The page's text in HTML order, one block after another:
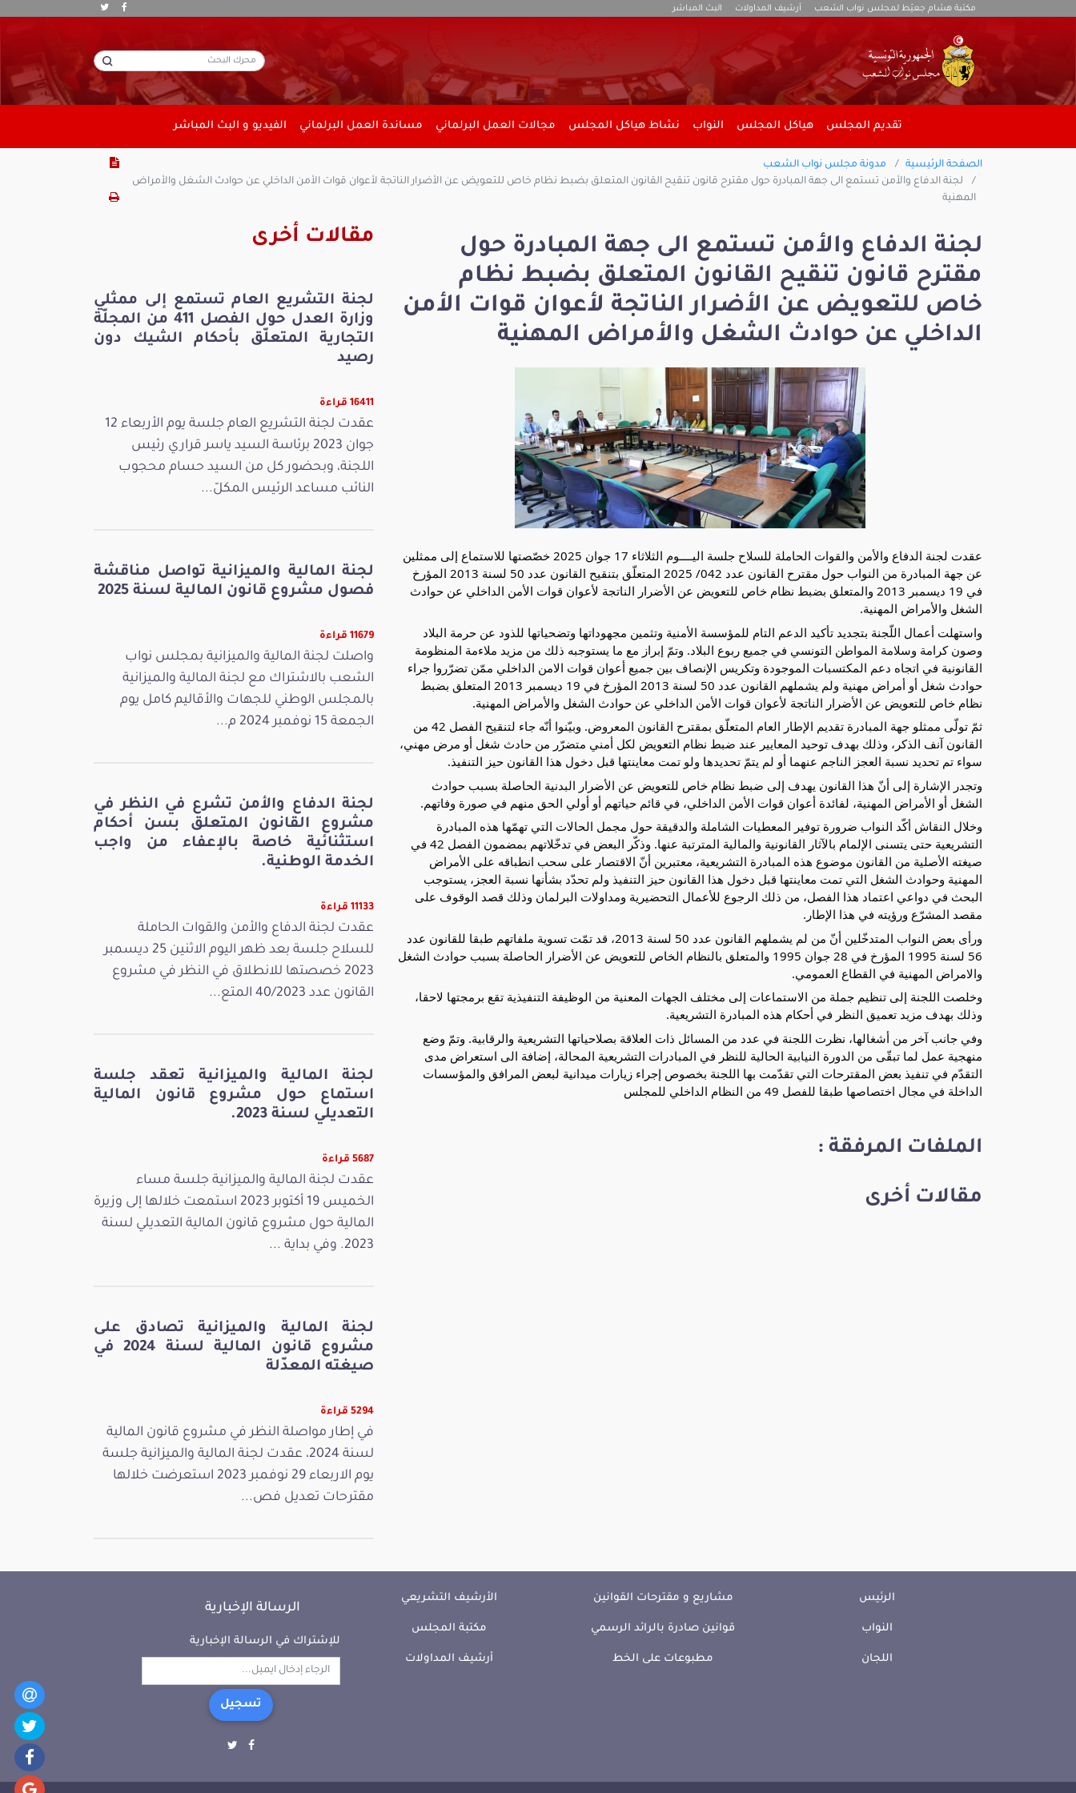
مكتبة هشام جعيّط لمجلس نواب الشعب أرشيف المداولات البث المباشر
تقديم المجلس هياكل المجلس النواب نشاط هياكل المجلس مجالات العمل البرلماني مساندة العمل البرلماني الفيديو و البث المباشر
الصفحة الرئيسية
مدونة مجلس نواب الشعب
لجنة الدفاع والأمن تستمع الى جهة المبادرة حول مقترح قانون تنقيح القانون المتعلق بضبط نظام خاص للتعويض عن الأضرار الناتجة لأعوان قوات الأمن الداخلي عن حوادث الشغل والأمراض
المهنية
لجنة الدفاع والأمن تستمع الى جهة المبادرة حول
مقترح قانون تنقيح القانون المتعلق بضبط نظام
خاص للتعويض عن الأضرار الناتجة لأعوان قوات الأمن
الداخلي عن حوادث الشغل والأمراض المهنية
عقدت لجنة الدفاع والأمن والقوات الحاملة للسلاح جلسة اليــــوم الثلاثاء 17 جوان 2025 خصّصتها للاستماع إلى ممثلين
عن جهة المبادرة من النواب حول مقترح القانون عدد 042/ 2025 المتعلّق بتنقيح القانون عدد 50 لسنة 2013 المؤرخ
في 19 ديسمبر 2013 والمتعلق بضبط نظام خاص للتعويض عن الأضرار الناتجة لأعوان قوات
الأمن الداخلي عن حوادث
الشغل والأمراض المهنية.
واستهلت أعمال اللّجنة بتجديد تأكيد الدعم التام للمؤسسة الأمنية وتثمين مجهوداتها وتضحياتها للذود عن حرمة البلاد
وصون كرامة وسلامة المواطن التونسي في جميع ربوع البلاد. وتمّ إبراز مع ما يستوجبه ذلك من مزيد ملاءمة المنظومة
القانونية في اتجاه دعم المكتسبات الموجودة وتكريس الإنصاف بين جميع أعوان قوات الامن الداخلي ممّن تضرّروا جراء
حوادث شغل أو أمراض مهنية ولم يشملهم القانون عدد 50 لسنة 2013 المؤرخ في 19 ديسمبر 2013 المتعلق بضبط
نظام خاص للتعويض عن الأضرار الناتجة لأعوان قوات الأمن الداخلي عن حوادث الشغل والأمراض المهنية.
ثمّ تولّى ممثلو جهة المبادرة تقديم الإطار العام المتعلّق بمقترح القانون المعروض. وبيّنوا أنّه جاء لتنقيح الفصل 42 من
القانون آنف الذكر، وذلك بهدف توحيد المعايير عند ضبط نظام التعويض لكل أمني متضرّر من حادث شغل أو مرض مهني،
سواء تم تحديد نسبة العجز الناجم عنهما أو لم يتمّ تحديدها ولو تمت معاينتها قبل دخول هذا القانون حيز التنفيذ.
وتجدر الإشارة إلى أنّ هذا القانون يهدف إلى ضبط نظام خاص للتعويض عن الأضرار البدنية الحاصلة بسبب حوادث
الشغل أو الأمراض المهنية، لفائدة أعوان قوات الأمن الداخلي، في قائم حياتهم أو أولي الحق منهم في صورة وفاتهم.
وخلال النقاش أكّد النواب ضرورة توفير المعطيات الشاملة والدقيقة حول مجمل الحالات التي تهمّها هذه المبادرة
التشريعية حتى يتسنى الإلمام بالآثار القانونية والمالية المترتبة عنها. وذكّر البعض في تدخّلاتهم بمضمون الفصل 42 في
صيغته الأصلية من القانون موضوع هذه المبادرة التشريعية، معتبرين أنّ الاقتصار على سحب انطباقه على الأمراض
المهنية وحوادث الشغل التي تمت معاينتها قبل دخول هذا القانون حيز التنفيذ ولم تحدّد بشأنها نسبة العجز، يستوجب
البحث في دواعي اعتماد هذا الفصل، من ذلك الرجوع للأعمال التحضيرية ومداولات البرلمان وذلك قصد الوقوف على
مقصد المشرّع ورؤيته في هذا الإطار.
ورأى بعض النواب المتدخّلين أنّ من لم يشملهم القانون عدد 50 لسنة 2013، قد تمّت تسوية ملفاتهم طبقا للقانون عدد
56 لسنة 1995 المؤرخ في 28 جوان 1995 والمتعلق بالنظام الخاص للتعويض عن الأضرار الحاصلة بسبب حوادث الشغل
والامراض المهنية في القطاع العمومي.
وخلصت اللجنة إلى تنظيم جملة من الاستماعات إلى مختلف الجهات المعنية من الوظيفة التنفيذية تقع برمجتها لاحقا،
وذلك بهدف مزيد تعميق النظر في أحكام هذه المبادرة التشريعية.
وفي جانب آخر من أشغالها، نظرت اللجنة في عدد من المسائل ذات العلاقة بصلاحياتها التشريعية والرقابية. وتمّ وضع
منهجية عمل لما تبقّى من الدورة النيابية الحالية للنظر في المبادرات التشريعية المحالة، إضافة الى استعراض مدى
التقدّم في تنفيذ بعض المقترحات التي تقدّمت بها اللجنة بخصوص إجراء زيارات ميدانية لبعض المرافق والمؤسسات
الداخلة في مجال اختصاصها طبقا للفصل 49 من النظام الداخلي للمجلس
الملفات المرفقة :
مقالات أخرى
مقالات أخرى
لجنة التشريع العام تستمع إلى ممثلي
وزارة العدل حول الفصل 411 من المجلّة
التجارية المتعلّق بأحكام الشيك دون
رصيد
16411 قراءة
عقدت لجنة التشريع العام جلسة يوم الأربعاء 12
جوان 2023 برئاسة السيد ياسر قراري رئيس
اللجنة، وبحضور كل من السيد حسام محجوب
النائب مساعد الرئيس المكلّ...
لجنة المالية والميزانية تواصل مناقشة
فصول مشروع قانون المالية لسنة 2025
11679 قراءة
واصلت لجنة المالية والميزانية بمجلس نواب
الشعب بالاشتراك مع لجنة المالية والميزانية
بالمجلس الوطني للجهات والأقاليم كامل يوم
الجمعة 15 نوفمبر 2024 م...
لجنة الدفاع والأمن تشرع في النظر في
مشروع القانون المتعلق بسن أحكام
استثنائية خاصة بالإعفاء من واجب
الخدمة الوطنية.
11133 قراءة
عقدت لجنة الدفاع والأمن والقوات الحاملة
للسلاح جلسة بعد ظهر اليوم الاثنين 25 ديسمبر
2023 خصصتها للانطلاق في النظر في مشروع
القانون عدد 40/2023 المتع...
لجنة المالية والميزانية تعقد جلسة
استماع حول مشروع قانون المالية
التعديلي لسنة 2023.
5687 قراءة
عقدت لجنة المالية والميزانية جلسة مساء
الخميس 19 أكتوبر 2023 استمعت خلالها إلى وزيرة
المالية حول مشروع قانون المالية التعديلي لسنة
2023. وفي بداية ...
لجنة المالية والميزانية تصادق على
مشروع قانون المالية لسنة 2024 في
صيغته المعدّلة
5294 قراءة
في إطار مواصلة النظر في مشروع قانون المالية
لسنة 2024، عقدت لجنة المالية والميزانية جلسة
يوم الاربعاء 29 نوفمبر 2023 استعرضت خلالها
مقترحات تعديل فص...
الرئيس
النواب
اللجان
مشاريع و مقترحات القوانين
قوانين صادرة بالرائد الرسمي
مطبوعات على الخط
الأرشيف التشريعي
مكتبة المجلس
أرشيف المداولات
الرسالة الإخبارية
للإشتراك في الرسالة الإخبارية
تسجيل